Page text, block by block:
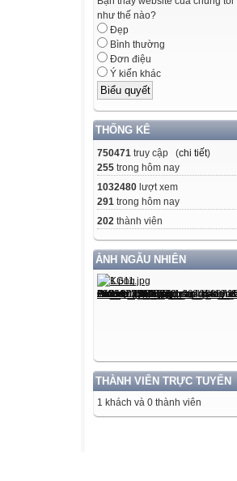
như thế nào?
Đẹp
Bình thường
Đơn điệu
Ý kiến khác
THỐNG KÊ
750471 truy cập (chi tiết)
255 trong hôm nay
1032480 lượt xem
291 trong hôm nay
202 thành viên
ẢNH NGẪU NHIÊN
THÀNH VIÊN TRỰC TUYẾN
1 khách và 0 thành viên